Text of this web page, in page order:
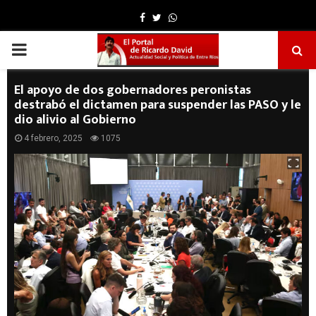
Facebook
TwitterWhatsapp
PRIMARY
MENU
El apoyo de dos gobernadores peronistas
destrabó el dictamen para suspender las PASO y le
dio alivio al Gobierno
4 febrero, 2025 1075